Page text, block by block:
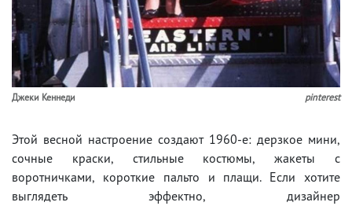
Джеки Кеннеди pinterest
Этой весной настроение создают 1960-е: дерзкое мини,
сочные краски, стильные костюмы, жакеты с
воротничками, короткие пальто и плащи. Если хотите
выглядеть эффектно, дизайнер